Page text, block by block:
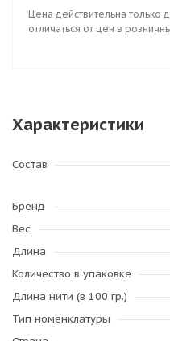
Цена действительна только
отличаться от цен в
Характеристики
Состав
Бренд
Вес
Длина
Количество в упаковке
Длина нити (в 100 гр.)
Тип номенклатуры